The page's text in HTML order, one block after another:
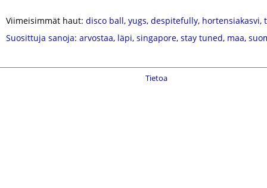
Viimeisimmät haut: disco ball, yugs, despitefully, hortensiakasvi,
Suosittuja sanoja: arvostaa, läpi, singapore, stay tuned, maa,
Tietoa